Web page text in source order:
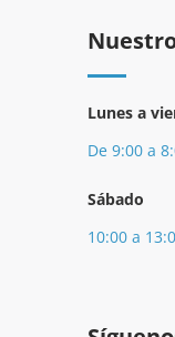
Lunes a
De 9:00 a
Sábado
10:00 a